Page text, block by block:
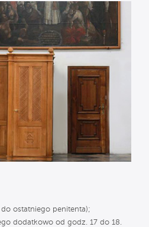
ostatniego penitenta);
dodatkowo od godz. 17 do 18.